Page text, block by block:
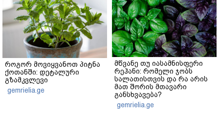
როგორ მოვიყვანოთ პიტნა
ქოთანში: დეტალური
გზამკვლევი
gemrielia.ge
მწვანე თუ იასამნისფერი
რეჰანი: რომელი ჯობს
სალათისთვის და რა არის
მათ შორის მთავარი
განსხვავება?
gemrielia.ge